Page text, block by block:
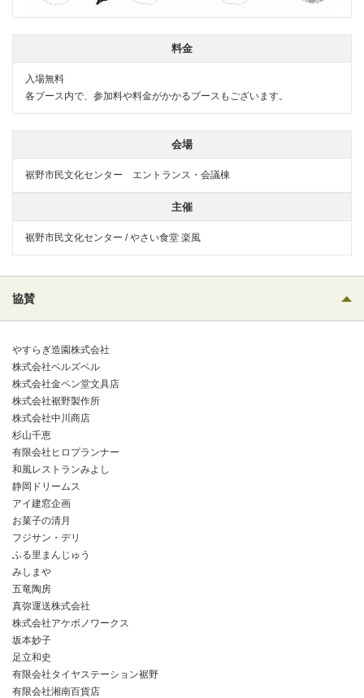
料金
入場無料
各ブース内で、参加料や料金がかかるブースもございます。
会場
裾野市民文化センター エントランス・会議棟
主催
裾野市民文化センター / やさい食堂 楽風
協賛
やすらぎ造園株式会社
株式会社ベルズベル
株式会社金ペン堂文具店
株式会社裾野製作所
株式会社中川商店
杉山千恵
有限会社ヒロプランナー
和風レストランみよし
静岡ドリームス
アイ建窓企画
お菓子の清月
フジサン・デリ
ふる里まんじゅう
みしまや
五竜陶房
真弥運送株式会社
株式会社アケボノワークス
坂本妙子
足立和史
有限会社タイヤステーション裾野
有限会社湘南百貨店